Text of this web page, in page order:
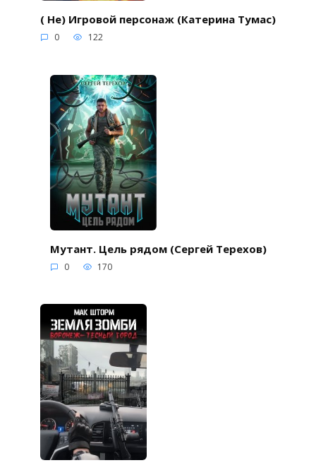
( Не) Игровой персонаж (Катерина Тумас)
0 122
Мутант. Цель рядом (Сергей Терехов)
0 170